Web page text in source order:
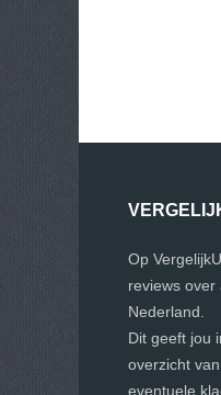
Op
reviews over
Nederland.
Dit geeft jou
overzicht
eventuele